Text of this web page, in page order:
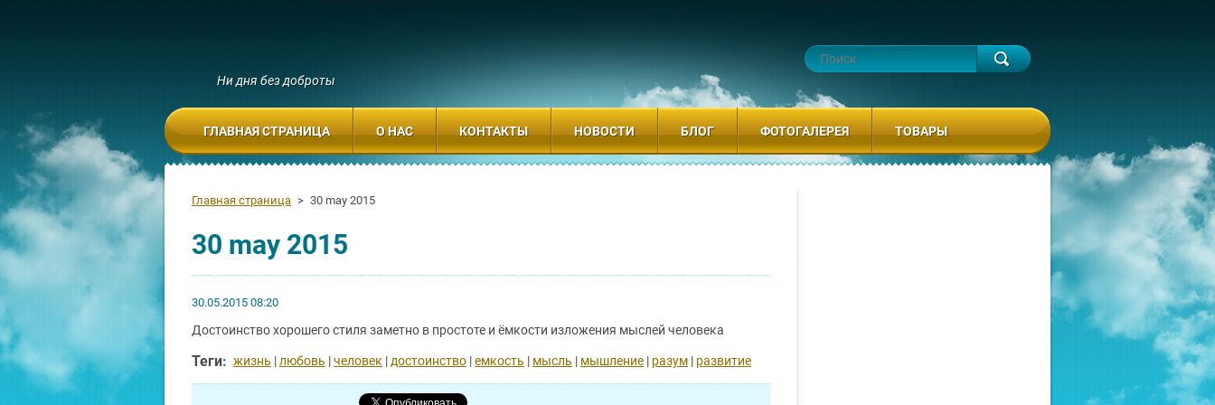
Ни дня без доброты
Главная страница > 30 may 2015
30 may 2015
30.05.2015 08:20
Достоинство хорошего стиля заметно в простоте и ёмкости изложения мыслей человека
Теги: жизнь |любовь |человек | достоинство |емкость | мысль | мышление | разум | развитие
ГЛАВНАЯ СТРАНИЦА О НАС КОНТАКТЫ НОВОСТИ БЛОГ ФОТОГАЛЕРЕЯ ТОВАРЫ